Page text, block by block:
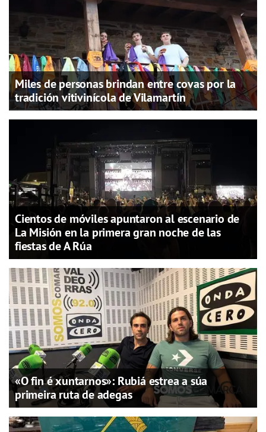
Miles de personas brindan entre covas por la
tradición vitivinícola de Vilamartín
Cientos de móviles apuntaron al escenario de
La Misión en la primera gran noche de las
fiestas de A Rúa
«O fin é xuntarnos»: Rubiá estrea a súa
primeira ruta de adegas